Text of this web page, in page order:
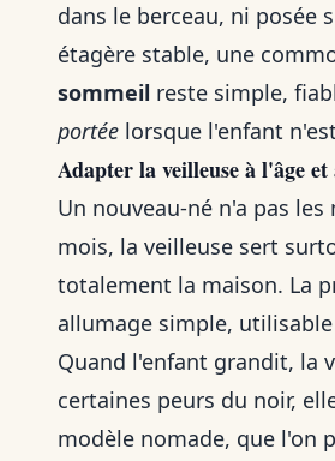
dans le berceau, ni
étagère stable, une
sommeil reste simple,
portée lorsque l'enfant
Adapter la veilleuse à l'âge
Un nouveau-né n'a pas
mois, la veilleuse sert
totalement la maison. La
allumage simple,
Quand l'enfant grandit, la
certaines peurs du noir,
modèle nomade, que l'on